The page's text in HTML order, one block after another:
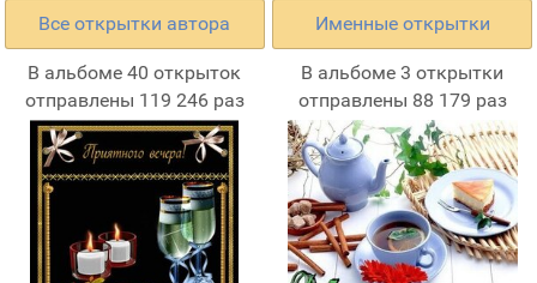
Все открытки автора
В альбоме 40 открыток
отправлены 119 246 раз
Именные открытки
В альбоме 3 открытки
отправлены 88 179 раз